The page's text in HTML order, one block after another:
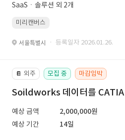
SaaSㆍ솔루션 외 2개
미리캔버스
서울특별시 · 등록일자 2026.01.26.
📔 외주 모집 중 마감임박
Soildworks 데이터를 CATIA
예상 금액
2,000,000원
예상 기간
14일